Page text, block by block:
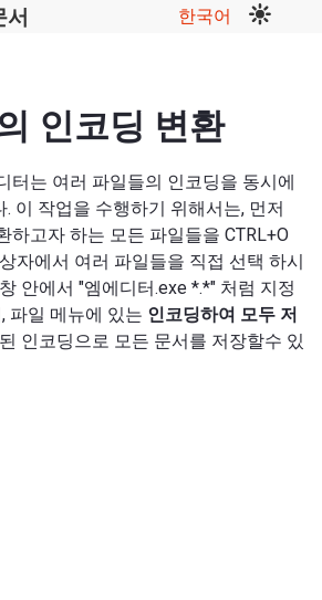
서 한국어
인코딩 변환
터는 여러 파일들의 인코딩을 동시에
이 작업을 수행하기 위해서는, 먼저
하고자 하는 모든 파일들을 CTRL+O
자에서 여러 파일들을 직접 선택 하시
안에서 "엠에디터.exe *.*" 처럼 지정
파일 메뉴에 있는 인코딩하여 모두 저
인코딩으로 모든 문서를 저장할수 있